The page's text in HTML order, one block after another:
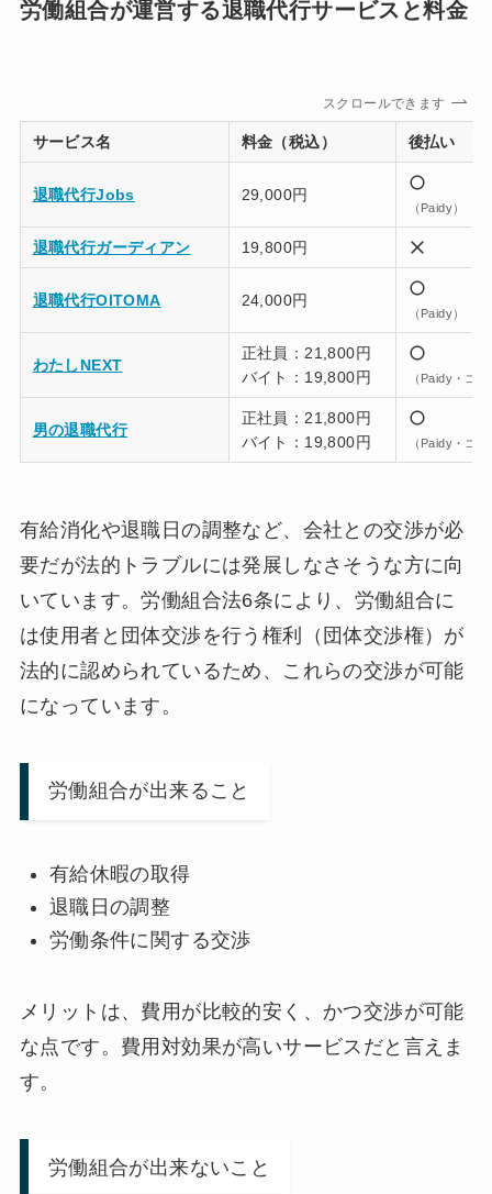
労働組合が運営する退職代行サービスと料金
スクロールできます
サービス名 料金（税込） 後払い
退職代行Jobs 29,000円
（Paidy）
退職代行ガーディアン 19,800円
退職代行OITOMA 24,000円
（Paidy）
わたしNEXT
正社員：21,800円
バイト：19,800円
（Paidy・コ
男の退職代行
正社員：21,800円
バイト：19,800円
（Paidy・コ
有給消化や退職日の調整など、会社との交渉が必
要だが法的トラブルには発展しなさそうな方に向
いています。労働組合法6条により、労働組合に
は使用者と団体交渉を行う権利（団体交渉権）が
法的に認められているため、これらの交渉が可能
になっています。
労働組合が出来ること
有給休暇の取得
退職日の調整
労働条件に関する交渉
メリットは、費用が比較的安く、かつ交渉が可能
な点です。費用対効果が高いサービスだと言えま
す。
労働組合が出来ないこと